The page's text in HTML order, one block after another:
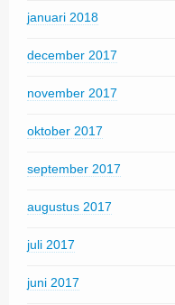
januari 2018
december 2017
november 2017
oktober 2017
september 2017
augustus 2017
juli 2017
juni 2017